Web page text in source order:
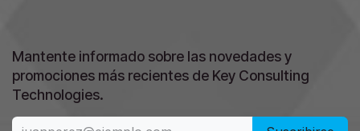
Mantente informado sobre las novedades y
promociones más recientes de Key Consulting
Technologies.